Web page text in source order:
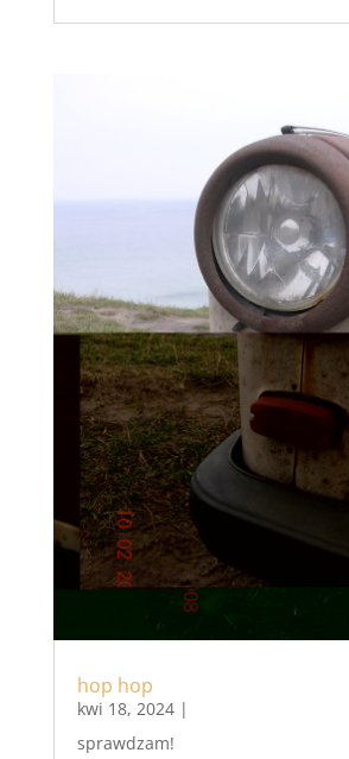
hop hop
kwi 18, 2024|
sprawdzam!